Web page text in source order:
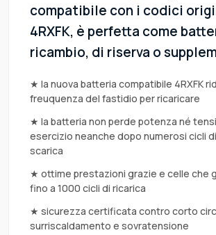
compatibile con i codici
4RXFK, è perfetta come
ricambio, di riserva o
★ la nuova batteria compatibile 4RXFK
freuquenza del fastidio per ricaricare
★ la batteria non perde potenza né
esercizio neanche dopo numerosi cicli
scarica
★ ottime prestazioni grazie e celle che
fino a 1000 cicli di ricarica
★ sicurezza certificata contro corto
surriscaldamento e sovratensione